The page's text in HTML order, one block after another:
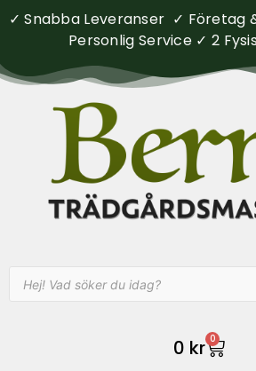
✓ Snabba Leveranser ✓ Företag
Personlig Service ✓ 2
0 kr 0